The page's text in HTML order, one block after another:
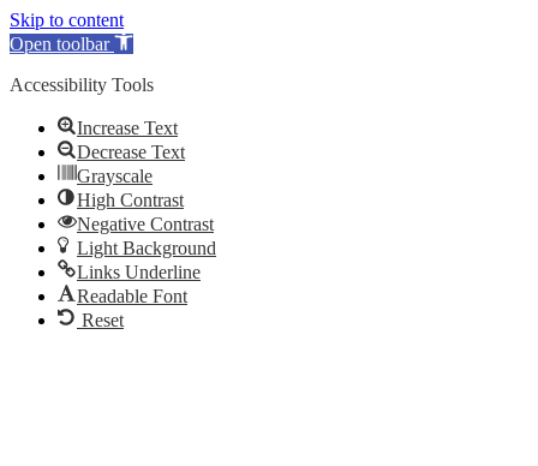
Skip to content
Open toolbar
Accessibility Tools
Increase Text
Decrease Text
Grayscale
High Contrast
Negative Contrast
Light Background
Links Underline
Readable Font
Reset